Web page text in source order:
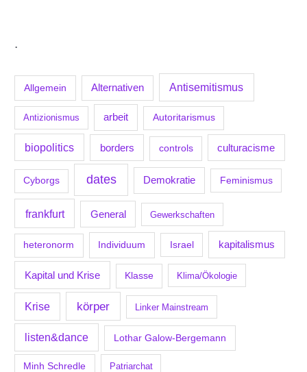
.
Allgemein Alternativen Antisemitismus
Antizionismus arbeit Autoritarismus
biopolitics borders controls culturacisme
Cyborgs dates Demokratie Feminismus
frankfurt General Gewerkschaften
heteronorm Individuum Israel kapitalismus
Kapital und Krise Klasse Klima/Ökologie
Krise körper Linker Mainstream
listen&dance Lothar Galow-Bergemann
Minh Schredle Patriarchat